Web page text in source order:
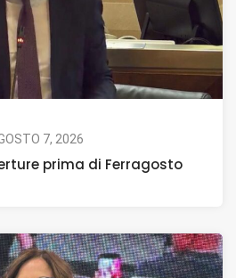
7, 2026
prima di Ferragosto